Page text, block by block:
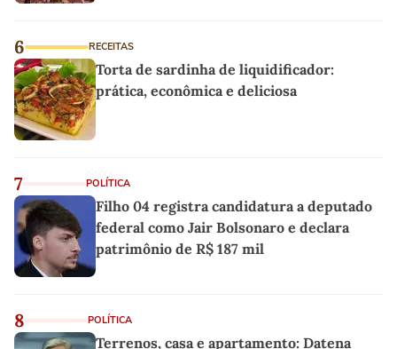
6 RECEITAS
Torta de sardinha de liquidificador:
prática, econômica e deliciosa
7 POLÍTICA
Filho 04 registra candidatura a deputado
federal como Jair Bolsonaro e declara
patrimônio de R$ 187 mil
8 POLÍTICA
Terrenos, casa e apartamento: Datena